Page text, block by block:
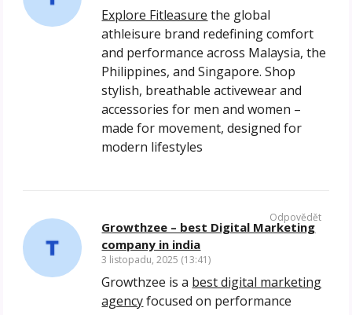
Explore Fitleasure the global
athleisure brand redefining comfort
and performance across Malaysia, the
Philippines, and Singapore. Shop
stylish, breathable activewear and
accessories for men and women –
made for movement, designed for
modern lifestyles
Growthzee – best Digital Marketing
company in india
3 listopadu, 2025 (13:41)
Growthzee is a best digital marketing
agencyfocused on performance
Odpovědět